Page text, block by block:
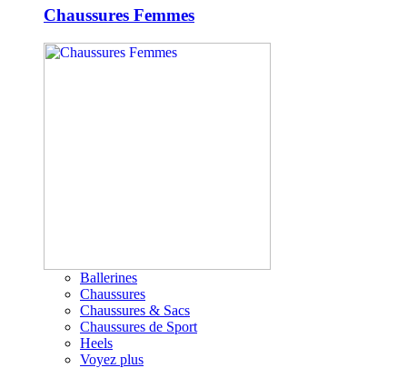
Chaussures Femmes
Ballerines
Chaussures
Chaussures & Sacs
Chaussures de Sport
Heels
Voyez plus